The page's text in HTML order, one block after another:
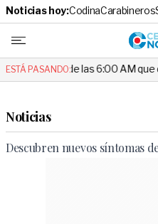
Noticias hoy:CodinaCarabineros
ESTÁ PASANDO:
las 6:00 AM que dejó en
Noticias
Descubren nuevos síntomas